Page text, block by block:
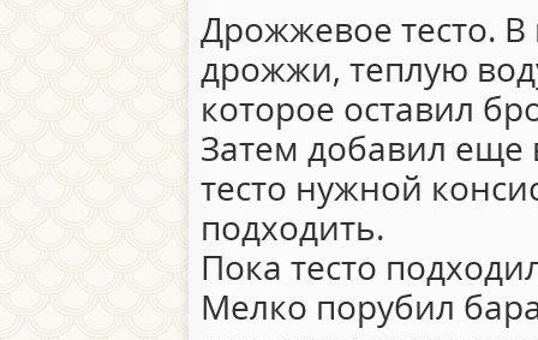
Дрожжевое тесто.
дрожжи, теплую
которое оставил
Затем добавил еще
тесто нужной
подходить.
Пока тесто
Мелко порубил